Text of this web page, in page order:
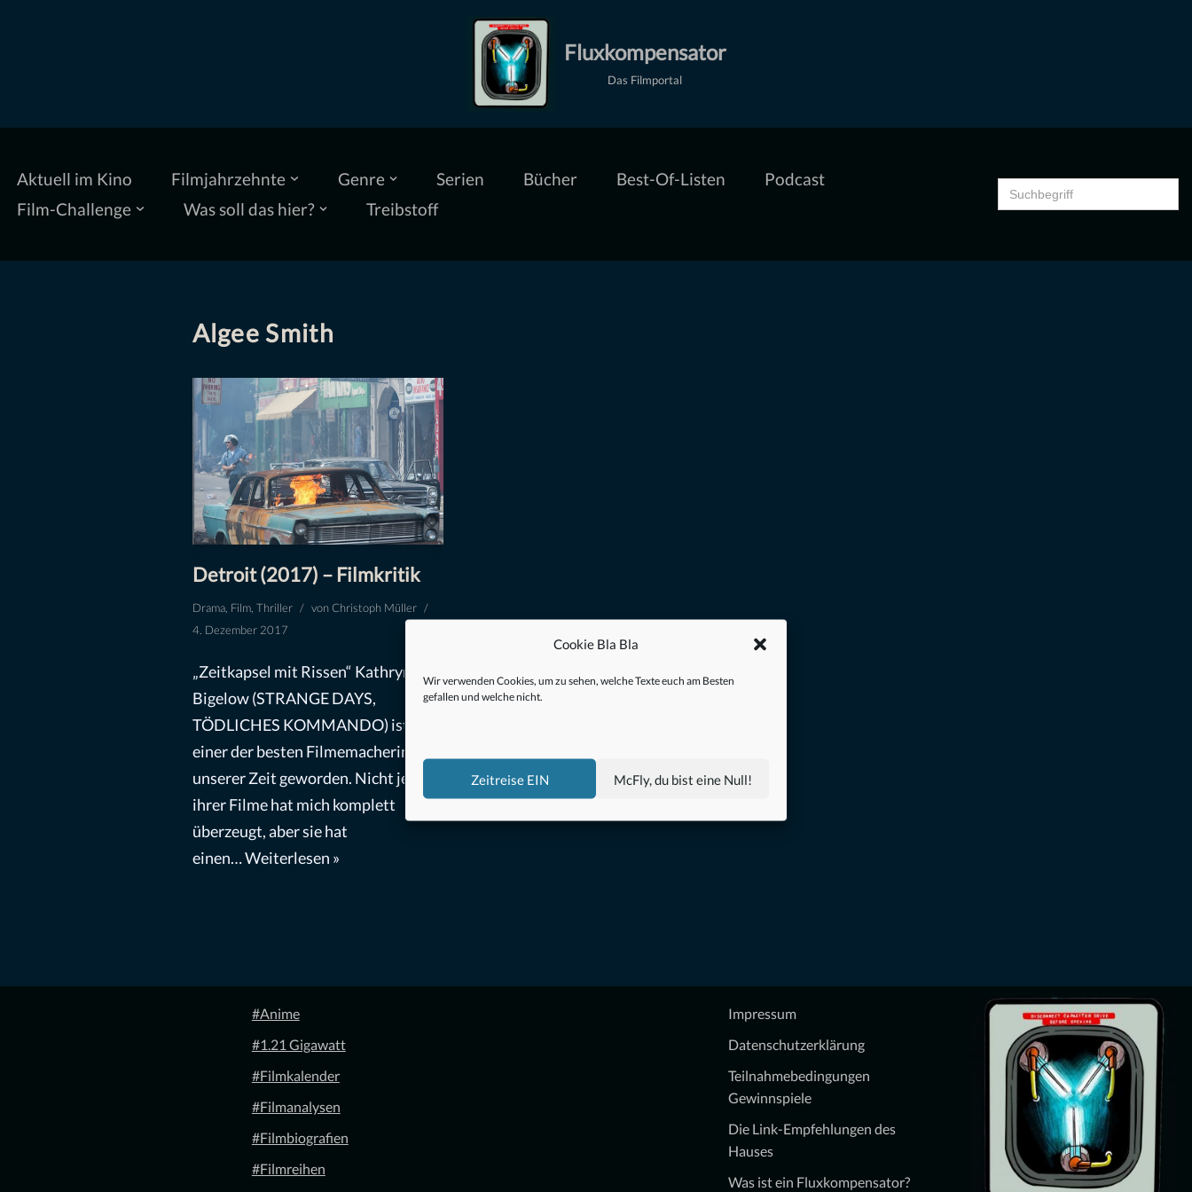
Cookie Bla Bla
Wir verwenden Cookies, um zu sehen, welche Texte euch am Besten
gefallen und welche nicht.
Zeitreise EIN McFly, du bist eine Null!
Fluxkompensator
Das Filmportal
Aktuell im Kino Filmjahrzehnte Genre Serien Bücher Best-Of-Listen
Podcast
Film-Challenge
Was soll das hier? Treibstoff
Search
for:
Algee Smith
Detroit (2017) – Filmkritik
Drama, Film, Thriller vonChristoph Müller
4. Dezember 2017
„Zeitkapsel mit Rissen“ Kathryn
Bigelow (STRANGE DAYS,
TÖDLICHES KOMMANDO) ist zu
einer der besten Filmemacherinnen
unserer Zeit geworden. Nicht jeder
ihrer Filme hat mich komplett
überzeugt, aber sie hat
einen…Weiterlesen »
#Anime
#1.21 Gigawatt
#Filmkalender
#Filmanalysen
#Filmbiografien
#Filmreihen
Impressum
Datenschutzerklärung
Teilnahmebedingungen
Gewinnspiele
Die Link-Empfehlungen des
Hauses
Was ist ein Fluxkompensator?